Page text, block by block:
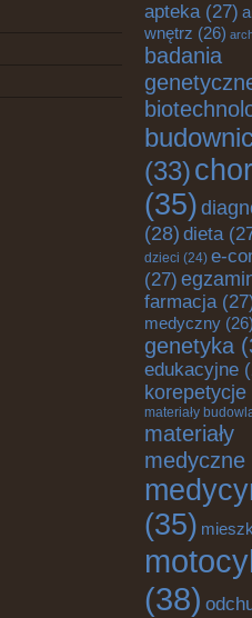
apteka(27)
wnętrz (26)
badania
(33)
(35)
(28) dieta
dzieci (24) e-
(27)
farmacja
medyczny (26)
genetyka
edukacyjne
korepetycje
materiały
materiały
medyczne
(35)
(38)